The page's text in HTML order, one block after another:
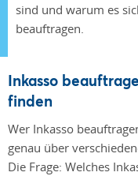
sind und warum es
beauftragen.
Inkasso
finden
Wer Inkasso
genau über
Die Frage: Welches